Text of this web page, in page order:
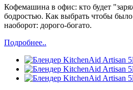
Кофемашина в офис: кто будет
бодростью. Как выбрать чтобы
наоборот: дорого-богато.
Подробнее..